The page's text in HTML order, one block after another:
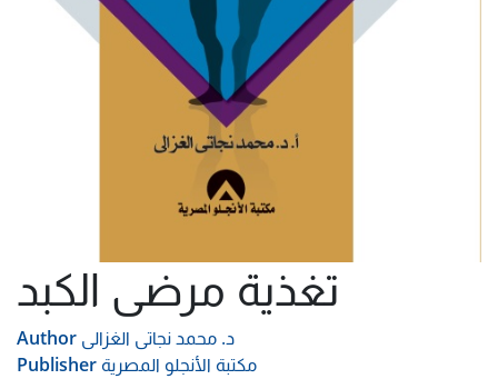
تغذية مرضى الكبد
Author د. محمد نجاتى الغزالى
Publisher مكتبة الأنجلو المصرية